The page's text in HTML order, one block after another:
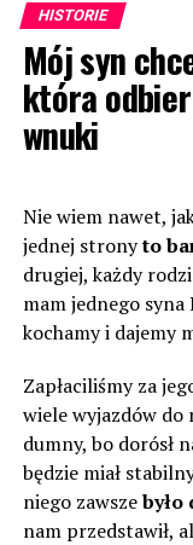
HISTORIE
Mój syn
która
wnuki
Nie wiem nawet,
jednej stronyto
drugiej, każdy
mam jednego syna
kochamy i dajemy
Zapłaciliśmy za
wiele wyjazdów do
dumny, bo dorósł
będzie miał
niego zawszebyło
nam przedstawił,